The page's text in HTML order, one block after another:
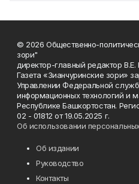
© 2026 Общественно-
зори"
директор-главный редактор В.Е.
Газета «Зианчуринские зори»
Управлении Федеральной
информационных технологий и
Республике Башкортостан.
02 - 01812 от 19.05.2025 г.
Об использовании
Об издании
Руководство
Контакты